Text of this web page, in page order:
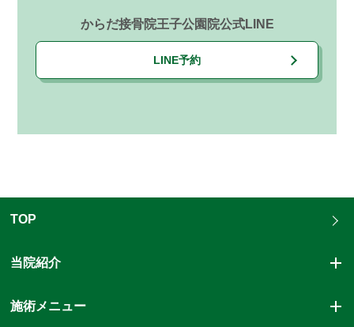
からだ接骨院王子公園院公式LINE
LINE予約
TOP
当院紹介
施術メニュー